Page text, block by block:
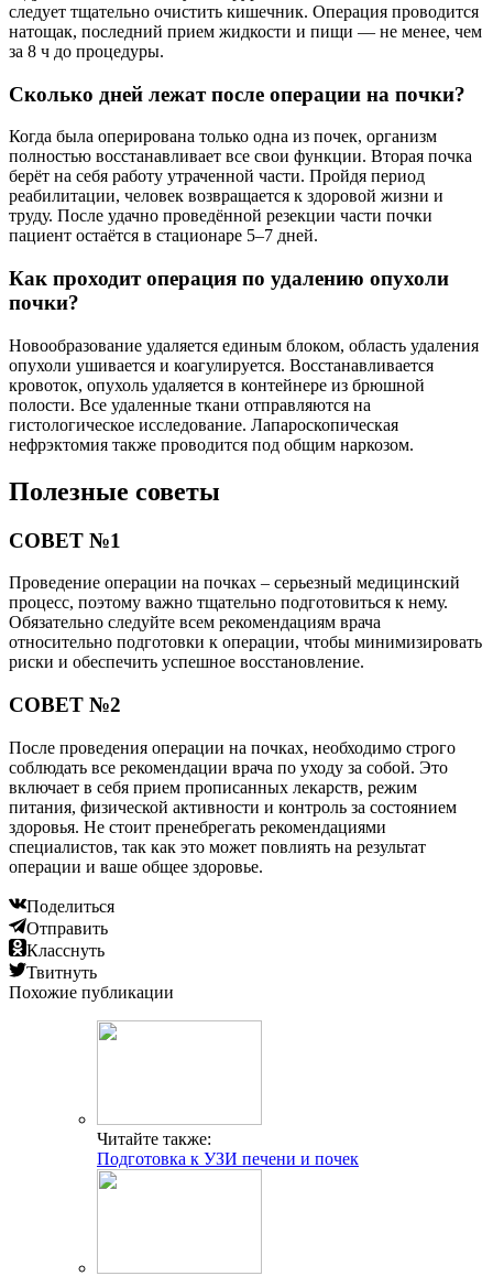
следует тщательно очистить кишечник. Операция проводится
натощак, последний прием жидкости и пищи — не менее, чем
за 8 ч до процедуры.
Сколько дней лежат после операции на почки?
Когда была оперирована только одна из почек, организм
полностью восстанавливает все свои функции. Вторая почка
берёт на себя работу утраченной части. Пройдя период
реабилитации, человек возвращается к здоровой жизни и
труду. После удачно проведённой резекции части почки
пациент остаётся в стационаре 5–7 дней.
Как проходит операция по удалению опухоли
почки?
Новообразование удаляется единым блоком, область удаления
опухоли ушивается и коагулируется. Восстанавливается
кровоток, опухоль удаляется в контейнере из брюшной
полости. Все удаленные ткани отправляются на
гистологическое исследование. Лапароскопическая
нефрэктомия также проводится под общим наркозом.
Полезные советы
СОВЕТ №1
Проведение операции на почках – серьезный медицинский
процесс, поэтому важно тщательно подготовиться к нему.
Обязательно следуйте всем рекомендациям врача
относительно подготовки к операции, чтобы минимизировать
риски и обеспечить успешное восстановление.
СОВЕТ №2
После проведения операции на почках, необходимо строго
соблюдать все рекомендации врача по уходу за собой. Это
включает в себя прием прописанных лекарств, режим
питания, физической активности и контроль за состоянием
здоровья. Не стоит пренебрегать рекомендациями
специалистов, так как это может повлиять на результат
операции и ваше общее здоровье.
Поделиться
Отправить
Класснуть
Твитнуть
Похожие публикации
Читайте также:
Подготовка к УЗИ печени и почек